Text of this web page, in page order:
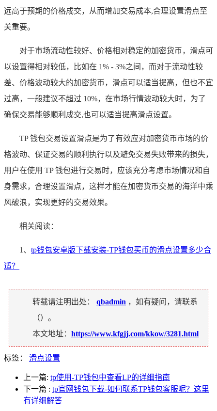
远高于预期的价格成交，从而增加交易成本,合理设置滑点至
关重要。
对于市场流动性较好、价格相对稳定的加密货币，滑点可
以设置得相对较低，比如在 1% - 3%之间，而对于流动性较
差、价格波动较大的加密货币，滑点可以适当提高，但也不宜
过高，一般建议不超过 10%，在市场行情波动较大时，为了
确保交易能够顺利成交,也可以适当提高滑点设置。
TP 钱包交易设置滑点是为了有效应对加密货币市场的价
格波动、保证交易的顺利执行以及避免交易失败带来的损失，
用户在使用 TP 钱包进行交易时，应该充分考虑市场情况和自
身需求，合理设置滑点，这样才能在加密货币交易的海洋中乘
风破浪，实现更好的交易效果。
相关阅读：
1、 tp钱包安卓版下载安装-TP钱包买币的滑点设置多少合
适？
转载请注明出处： qbadmin ，如有疑问，请联系
（）。
本文地址： https://www.kfgjj.com/kkow/3281.html
标签： 滑点设置
上一篇: tp使用-TP钱包中查看LP的详细指南
下一篇 : tp官网钱包下载-如何联系TP钱包客服呢？这里
有详细解答